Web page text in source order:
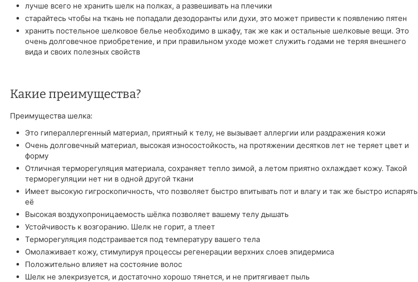
лучше всего не хранить шелк на полках, а развешивать на плечики
старайтесь чтобы на ткань не попадали дезодоранты или духи, это может привести к появлению пятен
хранить постельное шелковое белье необходимо в шкафу, так же как и остальные шелковые вещи. Это
очень долговечное приобретение, и при правильном уходе может служить годами не теряя внешнего
вида и своих полезных свойств
Какие преимущества?
Преимущества шелка:
Это гипераллергенный материал, приятный к телу, не вызывает аллергии или раздражения кожи
Очень долговечный материал, высокая износостойкость, на протяжении десятков лет не теряет цвет и
форму
Отличная терморегуляция материала, сохраняет тепло зимой, а летом приятно охлаждает кожу. Такой
терморегуляции нет ни в одной другой ткани
Имеет высокую гигроскопичность, что позволяет быстро впитывать пот и влагу и так же быстро испарять
её
Высокая воздухопроницаемость шёлка позволяет вашему телу дышать
Устойчивость к возгоранию. Шелк не горит, а тлеет
Терморегуляция подстраивается под температуру вашего тела
Омолаживает кожу, стимулируя процессы регенерации верхних слоев эпидермиса
Положительно влияет на состояние волос
Шелк не элекризуется, и достаточно хорошо тянется, и не притягивает пыль